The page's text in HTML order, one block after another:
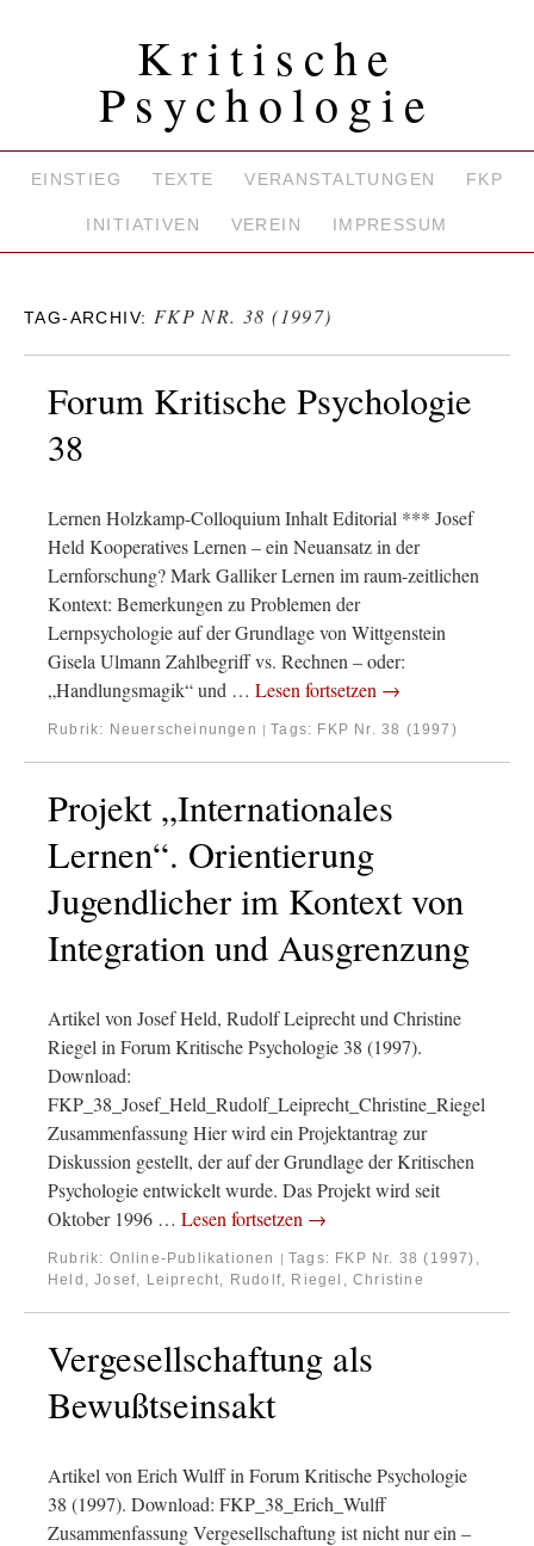
Kritische
Psychologie
EINSTIEG TEXTE VERANSTALTUNGEN FKP
INITIATIVEN VEREIN IMPRESSUM
TAG-ARCHIV: FKP NR. 38 (1997)
Forum Kritische Psychologie
38
Lernen Holzkamp-Colloquium Inhalt Editorial *** Josef
Held Kooperatives Lernen – ein Neuansatz in der
Lernforschung? Mark Galliker Lernen im raum-zeitlichen
Kontext: Bemerkungen zu Problemen der
Lernpsychologie auf der Grundlage von Wittgenstein
Gisela Ulmann Zahlbegriff vs. Rechnen – oder:
„Handlungsmagik“ und … Lesen fortsetzen →
Rubrik: Neuerscheinungen | Tags: FKP Nr. 38 (1997)
Projekt „Internationales
Lernen“. Orientierung
Jugendlicher im Kontext von
Integration und Ausgrenzung
Artikel von Josef Held, Rudolf Leiprecht und Christine
Riegel in Forum Kritische Psychologie 38 (1997).
Download:
FKP_38_Josef_Held_Rudolf_Leiprecht_Christine_Riegel
Zusammenfassung Hier wird ein Projektantrag zur
Diskussion gestellt, der auf der Grundlage der Kritischen
Psychologie entwickelt wurde. Das Projekt wird seit
Oktober 1996 … Lesen fortsetzen →
Rubrik: Online-Publikationen | Tags: FKP Nr. 38 (1997) ,
Held, Josef, Leiprecht, Rudolf, Riegel, Christine
Vergesellschaftung als
Bewußtseinsakt
Artikel von Erich Wulff in Forum Kritische Psychologie
38 (1997). Download: FKP_38_Erich_Wulff
Zusammenfassung Vergesellschaftung ist nicht nur ein –